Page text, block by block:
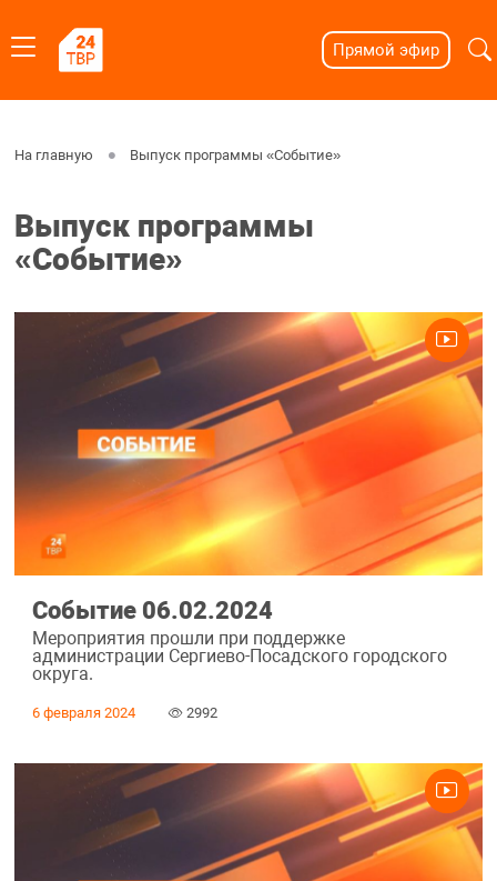
Прямой эфир
На главную Выпуск программы «Событие»
Выпуск программы
«Событие»
Событие 06.02.2024
Мероприятия прошли при поддержке
администрации Сергиево-Посадского городского
округа.
6 февраля 2024 2992